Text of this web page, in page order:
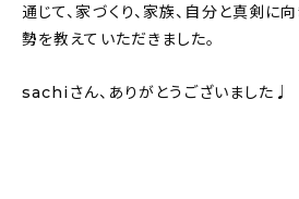
通じて、家づくり、家族、自分と真剣に
勢を教えていただきました。
sachiさん、ありがとうございました♩